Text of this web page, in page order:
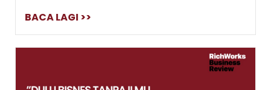
BACA LAGI >>